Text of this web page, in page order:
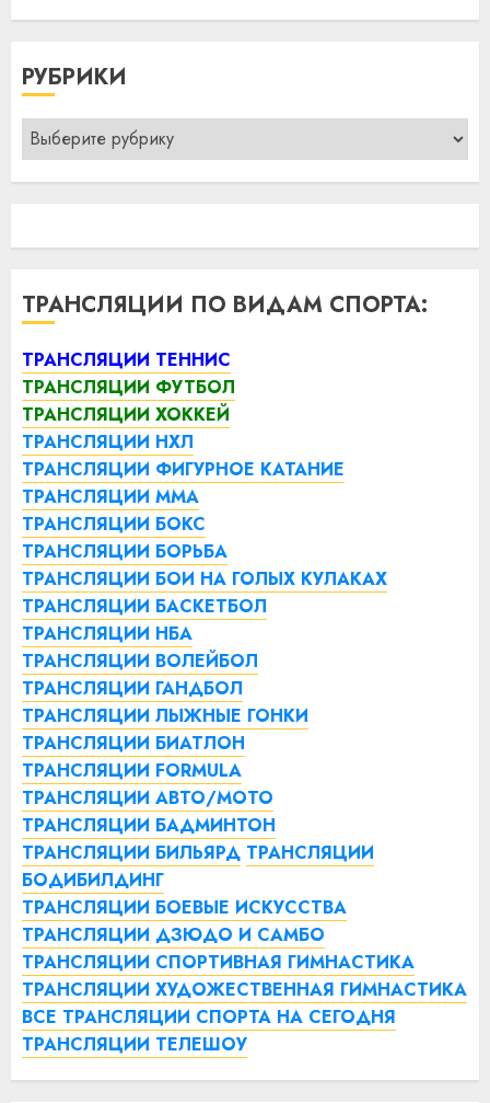
РУБРИКИ
Рубрики
ТРАНСЛЯЦИИ ПО ВИДАМ СПОРТА:
ТРАНСЛЯЦИИ ТЕННИС
ТРАНСЛЯЦИИ ФУТБОЛ
ТРАНСЛЯЦИИ ХОККЕЙ
ТРАНСЛЯЦИИ НХЛ
ТРАНСЛЯЦИИ ФИГУРНОЕ КАТАНИЕ
ТРАНСЛЯЦИИ ММА
ТРАНСЛЯЦИИ БОКС
ТРАНСЛЯЦИИ БОРЬБА
ТРАНСЛЯЦИИ БОИ НА ГОЛЫХ КУЛАКАХ
ТРАНСЛЯЦИИ БАСКЕТБОЛ
ТРАНСЛЯЦИИ НБА
ТРАНСЛЯЦИИ ВОЛЕЙБОЛ
ТРАНСЛЯЦИИ ГАНДБОЛ
ТРАНСЛЯЦИИ ЛЫЖНЫЕ ГОНКИ
ТРАНСЛЯЦИИ БИАТЛОН
ТРАНСЛЯЦИИ FORMULA
ТРАНСЛЯЦИИ АВТО/МОТО
ТРАНСЛЯЦИИ БАДМИНТОН
ТРАНСЛЯЦИИ БИЛЬЯРД ТРАНСЛЯЦИИ
БОДИБИЛДИНГ
ТРАНСЛЯЦИИ БОЕВЫЕ ИСКУССТВА
ТРАНСЛЯЦИИ ДЗЮДО И САМБО
ТРАНСЛЯЦИИ СПОРТИВНАЯ ГИМНАСТИКА
ТРАНСЛЯЦИИ ХУДОЖЕСТВЕННАЯ ГИМНАСТИКА
ВСЕ ТРАНСЛЯЦИИ СПОРТА НА СЕГОДНЯ
ТРАНСЛЯЦИИ ТЕЛЕШОУ